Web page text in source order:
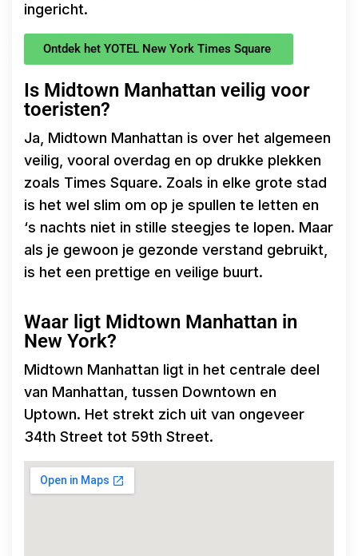
ingericht.
Ontdek het YOTEL New York Times Square
Is Midtown Manhattan veilig voor
toeristen?
Ja, Midtown Manhattan is over het algemeen
veilig, vooral overdag en op drukke plekken
zoals Times Square. Zoals in elke grote stad
is het wel slim om op je spullen te letten en
‘s nachts niet in stille steegjes te lopen. Maar
als je gewoon je gezonde verstand gebruikt,
is het een prettige en veilige buurt.
Waar ligt Midtown Manhattan in
New York?
Midtown Manhattan ligt in het centrale deel
van Manhattan, tussen Downtown en
Uptown. Het strekt zich uit van ongeveer
34th Street tot 59th Street.